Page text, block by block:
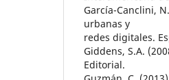
García-Canclini,
urbanas y
redes digitales.
Giddens, S.A.
Editorial.